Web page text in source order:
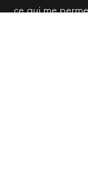
ce qui me